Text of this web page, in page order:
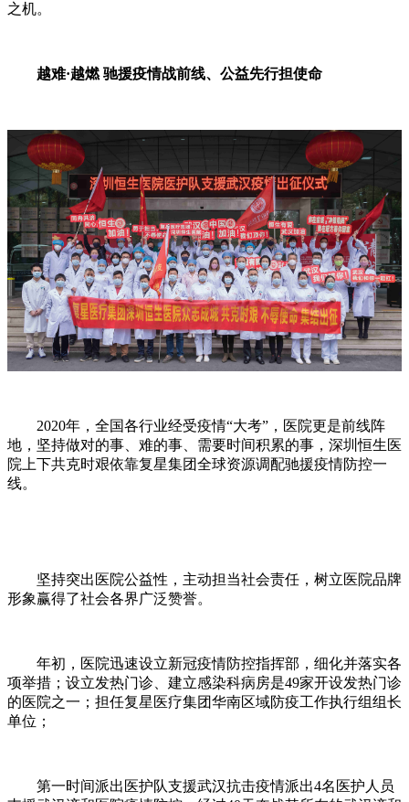
之机。
越难·越燃 驰援疫情战前线、公益先行担使命
2020年，全国各行业经受疫情“大考”，医院更是前线阵
地，坚持做对的事、难的事、需要时间积累的事，深圳恒生医
院上下共克时艰依靠复星集团全球资源调配驰援疫情防控一
线。
坚持突出医院公益性，主动担当社会责任，树立医院品牌
形象赢得了社会各界广泛赞誉。
年初，医院迅速设立新冠疫情防控指挥部，细化并落实各
项举措；设立发热门诊、建立感染科病房是49家开设发热门诊
的医院之一；担任复星医疗集团华南区域防疫工作执行组组长
单位；
第一时间派出医护队支援武汉抗击疫情派出4名医护人员